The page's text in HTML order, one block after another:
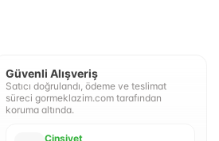
Güvenli Alışveriş
Satıcı doğrulandı, ödeme ve teslimat
süreci gormeklazim.com tarafından
koruma altında.
Cinsiyet